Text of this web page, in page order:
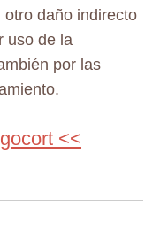
daño indirecto
uso de la
por las
<<